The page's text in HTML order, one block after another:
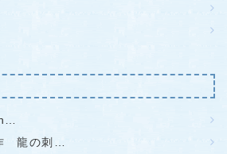
龍の刺…